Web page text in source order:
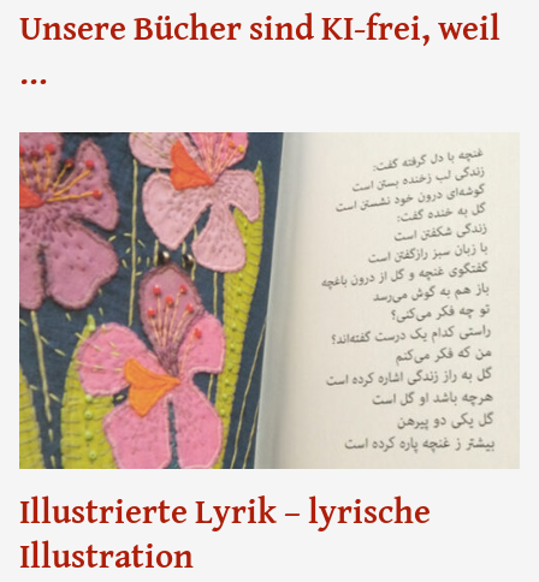
Unsere Bücher sind KI-frei, weil
…
Illustrierte Lyrik – lyrische
Illustration